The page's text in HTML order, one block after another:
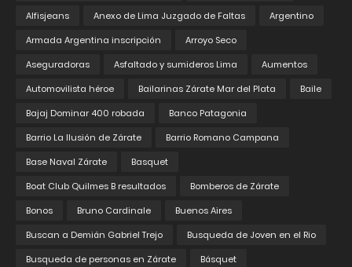
Alfisjeans
Anexo de Lima Juzgado de Faltas
Argentino
Armada Argentina inscripción
Arroyo Seco
Aseguradoras
Asfaltado y sumideros Lima
Aumentos
Automovilista héroe
Bailarinas Zárate Mar del Plata
Baile
Bajaj Dominar 400 robada
Banco Patagonia
Barrio La Ilusión de Zárate
Barrio Romano Campana
Base Naval Zárate
Basquet
Boat Club Quilmes B resultados
Bomberos de Zárate
Bonos
Bruno Cardinale
Buenos Aires
Buscan a Demián Gabriel Trejo
Busqueda de Joven en el Rio
Busqueda de personas en Zárate
Básquet